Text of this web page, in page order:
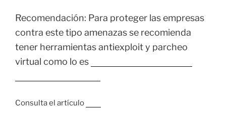
Recomendación: Para proteger las empresas
contra este tipo amenazas se recomienda
tener herramientas antiexploit y parcheo
virtual como lo es
Consulta el artículo